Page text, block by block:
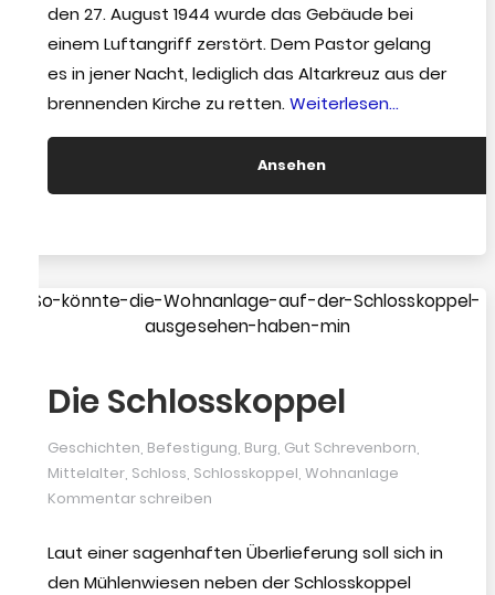
den 27. August 1944 wurde das Gebäude bei
einem Luftangriff zerstört. Dem Pastor gelang
es in jener Nacht, lediglich das Altarkreuz aus der
brennenden Kirche zu retten. Weiterlesen…
Kirche”
Ansehen
Die Schlosskoppel
Geschichten Befestigung Burg Gut Schrevenborn
Mittelalter Schloss Schlosskoppel Wohnanlage
Kommentar schreiben
Laut einer sagenhaften Überlieferung soll sich in
den Mühlenwiesen neben der Schlosskoppel